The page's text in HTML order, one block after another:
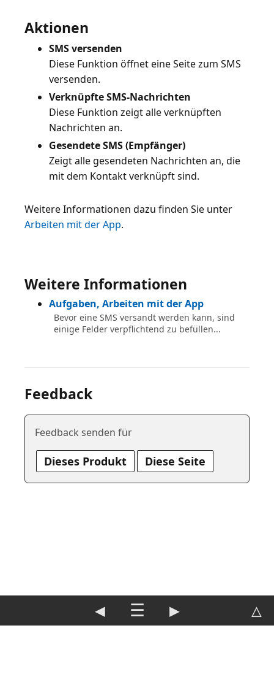
Aktionen
SMS versenden
Diese Funktion öffnet eine Seite zum SMS
versenden.
Verknüpfte SMS-Nachrichten
Diese Funktion zeigt alle verknüpften
Nachrichten an.
Gesendete SMS (Empfänger)
Zeigt alle gesendeten Nachrichten an, die
mit dem Kontakt verknüpft sind.
Weitere Informationen dazu finden Sie unter
Arbeiten mit der App.
Weitere Informationen
Aufgaben, Arbeiten mit der App
Bevor eine SMS versandt werden kann, sind
einige Felder verpflichtend zu befüllen...
Feedback
Feedback senden für
Dieses Produkt Diese Seite
◀ ☰ ▶ △